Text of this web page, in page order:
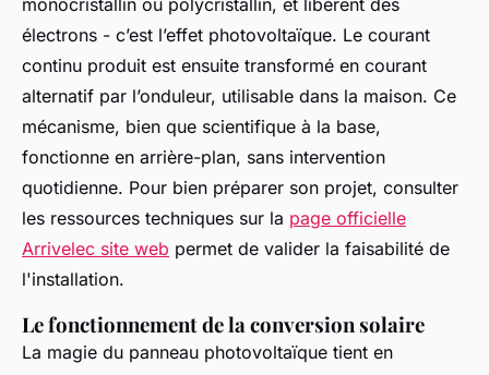
monocristallin ou polycristallin, et libèrent des
électrons - c’est l’effet photovoltaïque. Le courant
continu produit est ensuite transformé en courant
alternatif par l’onduleur, utilisable dans la maison. Ce
mécanisme, bien que scientifique à la base,
fonctionne en arrière-plan, sans intervention
quotidienne. Pour bien préparer son projet, consulter
les ressources techniques sur la page officielle
Arrivelec site web permet de valider la faisabilité de
l'installation.
Le fonctionnement de la conversion solaire
La magie du panneau photovoltaïque tient en